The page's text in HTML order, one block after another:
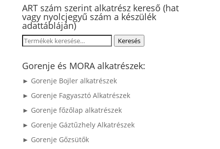
ART szám szerint alkatrész kereső (hat
vagy nyolcjegyű szám a készülék
adattábláján)
Keresés
következőre:
Keresés
Gorenje és MORA alkatrészek:
► Gorenje Bojler alkatrészek
► Gorenje Fagyasztó Alkatrészek
► Gorenje főzőlap alkatrészek
► Gorenje Gáztűzhely Alkatrészek
► Gorenje Gőzsütők